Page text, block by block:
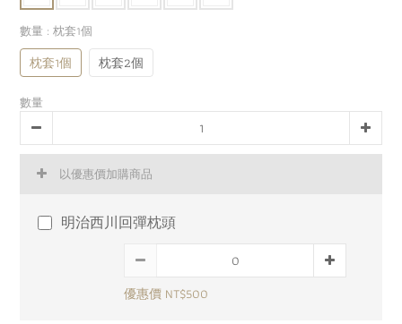
數量 : 枕套1個
枕套1個 枕套2個
數量
以優惠價加購商品
明治西川回彈枕頭
優惠價 NT$500